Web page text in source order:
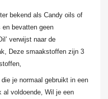
bekend als Candy oils of
bevatten geen
verwijst naar de
Deze smaakstoffen zijn 3
je normaal gebruikt in een
al voldoende, Wil je een